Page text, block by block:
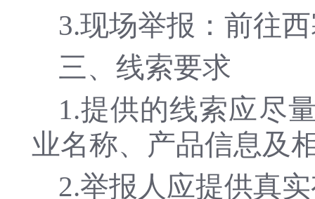
3.现场举报：前往
三、线索要求
1.提供的线索应尽
业名称、产品信息及
2.举报人应提供真